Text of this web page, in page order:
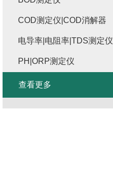
COD测定仪|COD消解器
电导率|电阻率|TDS测定仪
PH|ORP测定仪
查看更多